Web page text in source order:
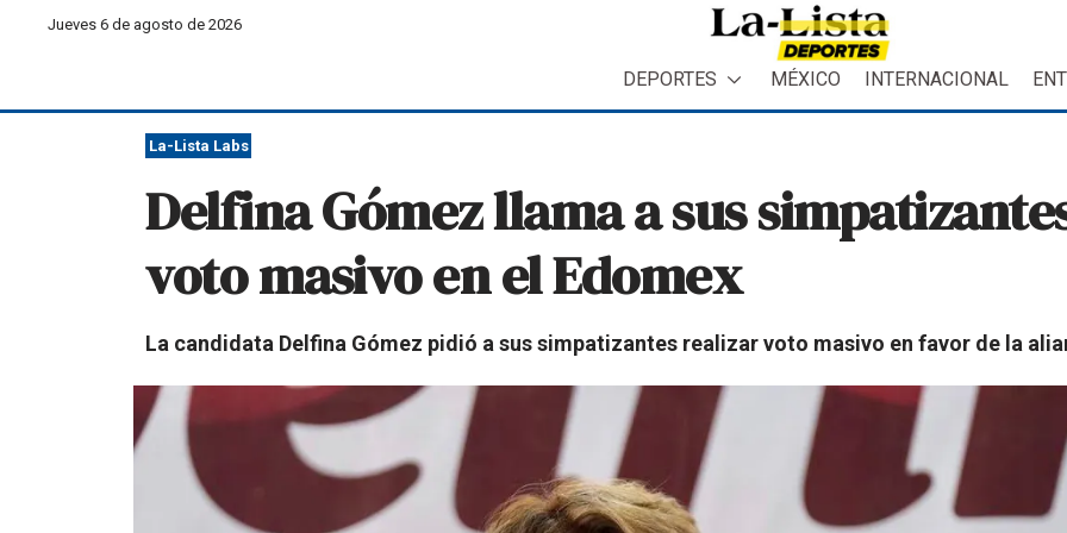
Jueves 6 de agosto de 2026
DEPORTES MÉXICO INTERNACIONAL
La-Lista Labs
Delfina Gómez llama a sus
voto masivo en el Edomex
La candidata Delfina Gómez pidió a sus simpatizantes realizar voto masivo en favor de la